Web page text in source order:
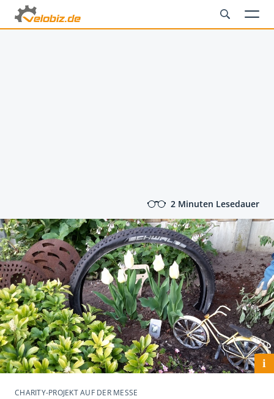
2 Minuten Lesedauer
i
CHARITY-PROJEKT AUF DER MESSE